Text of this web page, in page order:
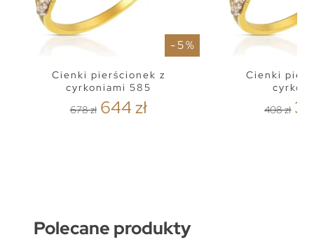
- 5 %
Cienki pierścionek z
cyrkoniami 585
678 zł 644 zł
Cienki
408 zł
Polecane produkty